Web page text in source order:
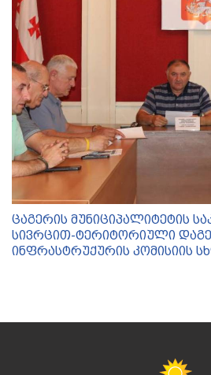
ცაგერის მუნიციპალიტეტის
სივრცით-ტერიტორიული
ინფრასტრუქურის კომისიის